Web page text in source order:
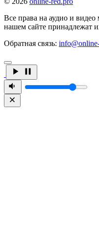
Все права на аудио и
нашем сайте принадлежат
Обратная связь: